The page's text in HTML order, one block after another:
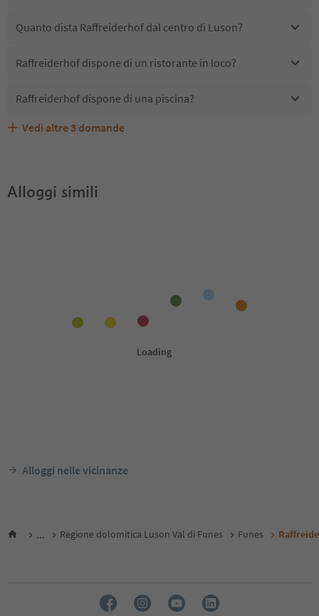
Quanto dista Raffreiderhof dal centro di Luson?
Raffreiderhof dispone di un ristorante in loco?
Raffreiderhof dispone di una piscina?
Raffreiderhof accetta animali domestici?
Quali servizi/attività sono disponibili presso
Gli ospiti di Raffreiderhof ricevono l'Alto Adige Guest
Vedi altre 3 domande
Alloggi simili
Alloggi nelle vicinanze
... Regione dolomitica Luson Val di Funes Funes